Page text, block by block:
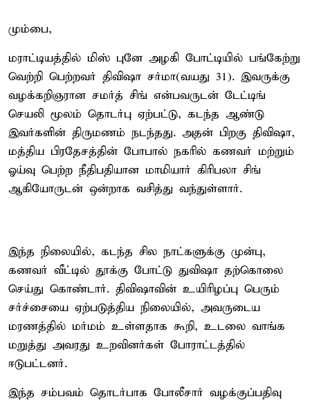
மும்பை,
மராட்டியத்தில் மிஸ் புனே அழகி போட்டியில் பங்கேற்று
வெற்றி பெற்றவர் திவிஷா சர்மா(வயது 31). இவருக்கு
வழக்கறிஞரான சமர்த் சிங் என்பவருடன் டேட்டிங்
செயலி மூலம் தொடர்பு ஏற்பட்டு, கடந்த ஆண்டு
இவர்களின் திருமணம் நடந்தது. அதன் பிறகு திவிஷா,
மத்திய பிரதேசத்தின் போபால் நகரில் கணவர் மற்றும்
ஓய்வு பெற்ற நீதிபதியான மாமியார் கிரிபலா சிங்
ஆகியோருடன் ஒன்றாக வசித்து வந்துள்ளார்.
இந்த நிலையில், கடந்த சில நாட்களுக்கு முன்பு,
கணவர் வீட்டில் தூக்கு போட்டு துவிஷா தற்கொலை
செய்து கொண்டார். திவிஷாவின் உயிரிழப்பு பெரும்
சர்ச்சையை ஏற்படுத்திய நிலையில், அவருடைய
மரணத்தில் மர்மம் உள்ளதாக கூறி, உடலை வாங்க
மறுத்து அவரது உறவினர்கள் போராட்டத்தில்
ஈடுபட்டனர்.
இந்த சம்பவம் தொடர்பாக போலீசார் வழக்குப்பதிவு